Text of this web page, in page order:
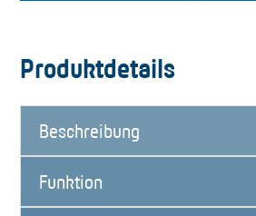
Produktdetails
Beschreibung
Funktion